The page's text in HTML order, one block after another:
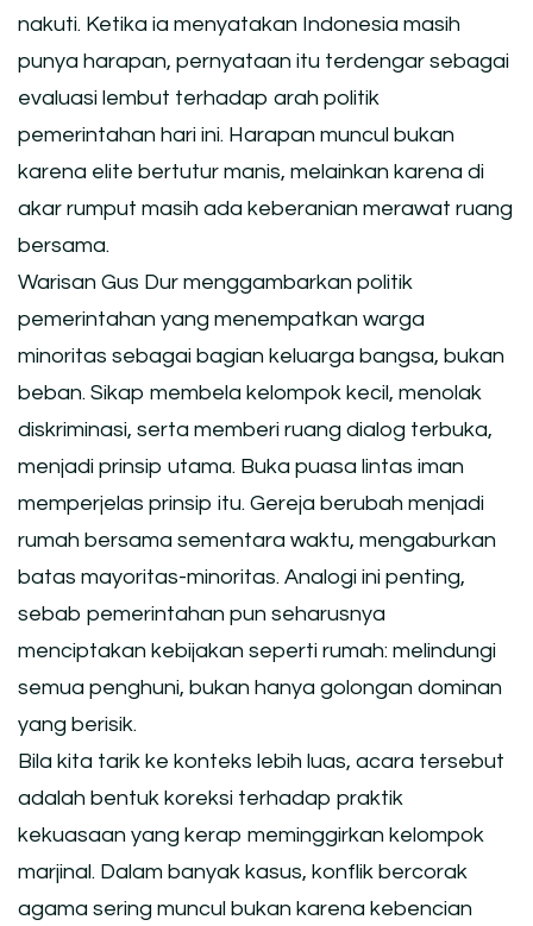
nakuti. Ketika ia menyatakan Indonesia masih
punya harapan, pernyataan itu terdengar sebagai
evaluasi lembut terhadap arah politik
pemerintahan hari ini. Harapan muncul bukan
karena elite bertutur manis, melainkan karena di
akar rumput masih ada keberanian merawat ruang
bersama.
Warisan Gus Dur menggambarkan politik
pemerintahan yang menempatkan warga
minoritas sebagai bagian keluarga bangsa, bukan
beban. Sikap membela kelompok kecil, menolak
diskriminasi, serta memberi ruang dialog terbuka,
menjadi prinsip utama. Buka puasa lintas iman
memperjelas prinsip itu. Gereja berubah menjadi
rumah bersama sementara waktu, mengaburkan
batas mayoritas-minoritas. Analogi ini penting,
sebab pemerintahan pun seharusnya
menciptakan kebijakan seperti rumah: melindungi
semua penghuni, bukan hanya golongan dominan
yang berisik.
Bila kita tarik ke konteks lebih luas, acara tersebut
adalah bentuk koreksi terhadap praktik
kekuasaan yang kerap meminggirkan kelompok
marjinal. Dalam banyak kasus, konflik bercorak
agama sering muncul bukan karena kebencian